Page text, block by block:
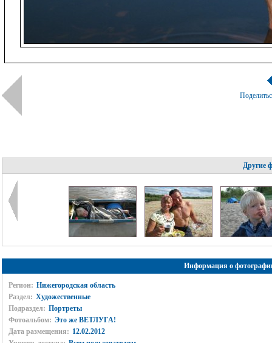
Другие
Информация о
Регион: Нижегородская область
Раздел: Художественные
Подраздел: Портреты
Фотоальбом: Это же ВЕТЛУГА!
Дата размещения: 12.02.2012